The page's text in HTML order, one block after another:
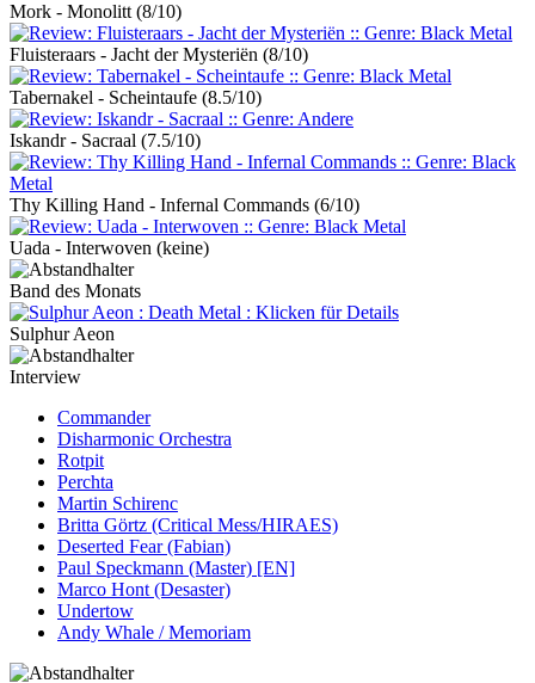
Mork - Monolitt (8/10)
Fluisteraars - Jacht der Mysteriën (8/10)
Tabernakel - Scheintaufe (8.5/10)
Iskandr - Sacraal (7.5/10)
Thy Killing Hand - Infernal Commands (6/10)
Uada - Interwoven (keine)
Band des Monats
Sulphur Aeon
Interview
Commander
Disharmonic Orchestra
Rotpit
Perchta
Martin Schirenc
Britta Görtz (Critical Mess/HIRAES)
Deserted Fear (Fabian)
Paul Speckmann (Master) [EN]
Marco Hont (Desaster)
Undertow
Andy Whale / Memoriam